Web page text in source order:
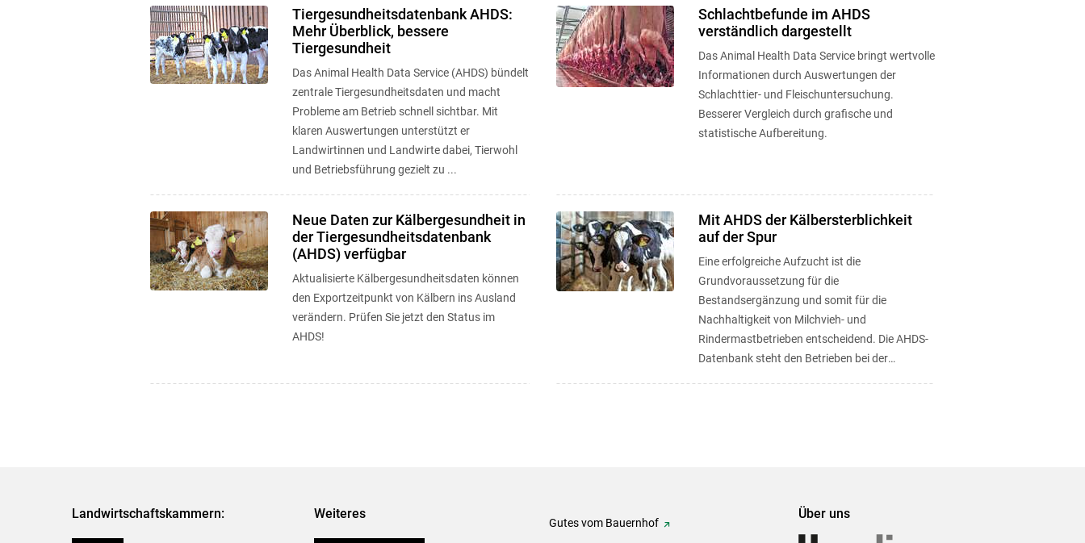
Tiergesundheitsdatenbank AHDS:
Mehr Überblick, bessere
Tiergesundheit
Das Animal Health Data Service (AHDS) bündelt
zentrale Tiergesundheitsdaten und macht
Probleme am Betrieb schnell sichtbar. Mit
klaren Auswertungen unterstützt er
Landwirtinnen und Landwirte dabei, Tierwohl
und Betriebsführung gezielt zu ...
Schlachtbefunde im AHDS
verständlich dargestellt
Das Animal Health Data Service bringt wertvolle
Informationen durch Auswertungen der
Schlachttier- und Fleischuntersuchung.
Besserer Vergleich durch grafische und
statistische Aufbereitung.
Neue Daten zur Kälbergesundheit in
der Tiergesundheitsdatenbank
(AHDS) verfügbar
Aktualisierte Kälbergesundheitsdaten können
den Exportzeitpunkt von Kälbern ins Ausland
verändern. Prüfen Sie jetzt den Status im
AHDS!
Mit AHDS der Kälbersterblichkeit
auf der Spur
Eine erfolgreiche Aufzucht ist die
Grundvoraussetzung für die
Bestandsergänzung und somit für die
Nachhaltigkeit von Milchvieh- und
Rindermastbetrieben entscheidend. Die AHDS-
Datenbank steht den Betrieben bei der
Landwirtschaftskammern: Weiteres
Gutes vom Bauernhof
Über uns